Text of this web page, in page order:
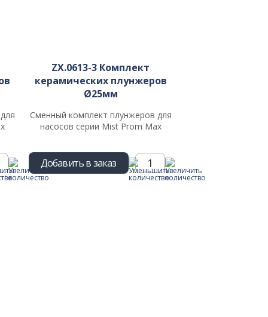
ZX.0613-3 Комплект
керамических плунжеров
Ø25мм
Сменный комплект плунжеров для
насосов серии Mist Prom Max
Добавить в заказ